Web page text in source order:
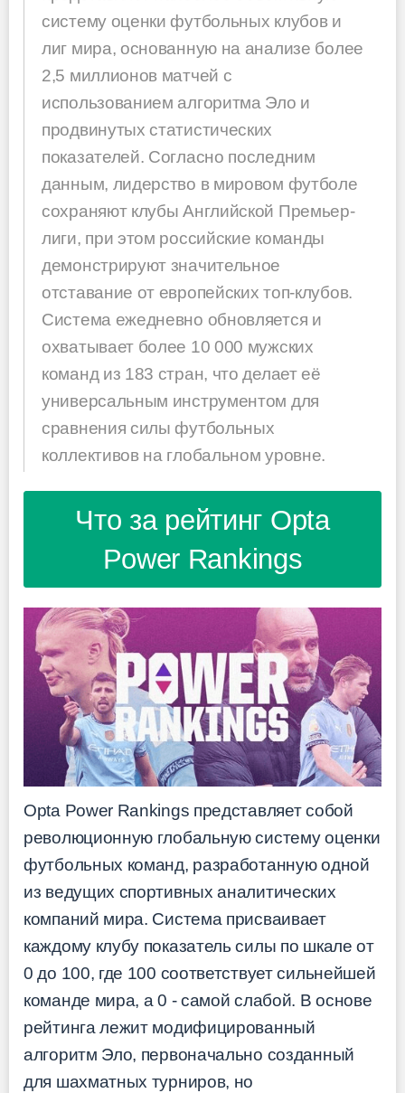
систему оценки футбольных клубов и
лиг мира, основанную на анализе более
2,5 миллионов матчей с
использованием алгоритма Эло и
продвинутых статистических
показателей. Согласно последним
данным, лидерство в мировом футболе
сохраняют клубы Английской Премьер-
лиги, при этом российские команды
демонстрируют значительное
отставание от европейских топ-клубов.
Система ежедневно обновляется и
охватывает более 10 000 мужских
команд из 183 стран, что делает её
универсальным инструментом для
сравнения силы футбольных
коллективов на глобальном уровне.
Что за рейтинг Opta
Power Rankings
Opta Power Rankings представляет собой
революционную глобальную систему оценки
футбольных команд, разработанную одной
из ведущих спортивных аналитических
компаний мира. Система присваивает
каждому клубу показатель силы по шкале от
0 до 100, где 100 соответствует сильнейшей
команде мира, а 0 - самой слабой. В основе
рейтинга лежит модифицированный
алгоритм Эло, первоначально созданный
для шахматных турниров, но